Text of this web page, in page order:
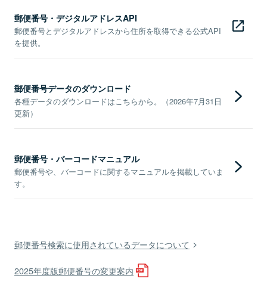
郵便番号・デジタルアドレスAPI
郵便番号とデジタルアドレスから住所を取得できる公式API
を提供。
郵便番号データのダウンロード
各種データのダウンロードはこちらから。（2026年7月31日
更新）
郵便番号・バーコードマニュアル
郵便番号や、バーコードに関するマニュアルを掲載していま
す。
郵便番号検索に使用されているデータについて
2025年度版郵便番号の変更案内